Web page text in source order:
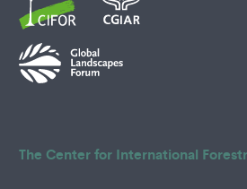
The Center for International